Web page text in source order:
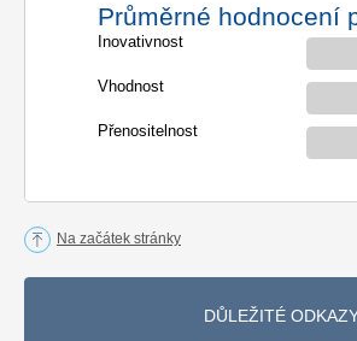
Průměrné hodnocení
Inovativnost
Vhodnost
Přenositelnost
Na začátek stránky
DŮLEŽITÉ